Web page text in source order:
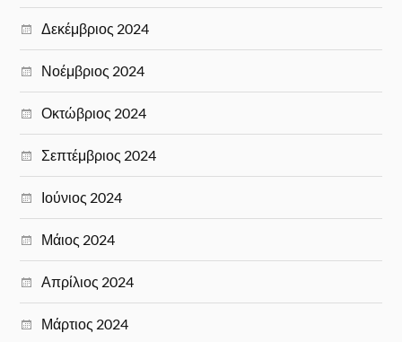
Δεκέμβριος 2024
Νοέμβριος 2024
Οκτώβριος 2024
Σεπτέμβριος 2024
Ιούνιος 2024
Μάιος 2024
Απρίλιος 2024
Μάρτιος 2024